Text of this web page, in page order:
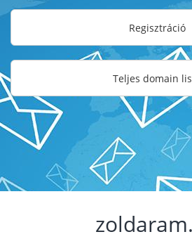
Regisztráció
Teljes domain